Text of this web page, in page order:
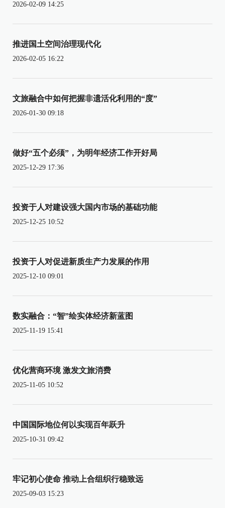
2026-02-09 14:25
推进国土空间治理现代化
2026-02-05 16:22
文旅融合中如何把握非遗活化利用的“度”
2026-01-30 09:18
做好“五个必须”，为明年经济工作开好局
2025-12-29 17:36
投资于人对建设强大国内市场的基础功能
2025-12-25 10:52
投资于人对促进新质生产力发展的作用
2025-12-10 09:01
数实融合：“智”绘实体经济新蓝图
2025-11-19 15:41
优化营商环境 激发文旅消费
2025-11-05 10:52
中国国际地位何以实现百年跃升
2025-10-31 09:42
牢记初心使命 推动上合组织行稳致远
2025-09-03 15:23